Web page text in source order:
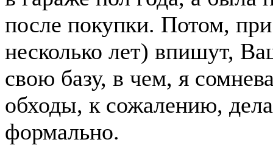
после покупки. Потом,
несколько лет) впишут,
свою базу, в чем, я
обходы, к сожалению,
формально.